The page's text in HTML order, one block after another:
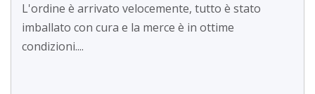
L'ordine è arrivato velocemente, tutto è stato
imballato con cura e la merce è in ottime
condizioni....